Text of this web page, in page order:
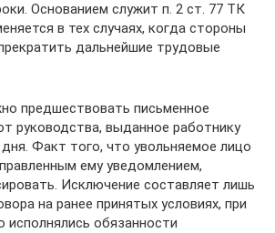
Основанием служит п. 2 ст. 77 ТК
в тех случаях, когда стороны
дальнейшие трудовые
предшествовать письменное
руководства, выданное работнику
Факт того, что увольняемое лицо
ему уведомлением,
Исключение составляет лишь
на ранее принятых условиях, при
исполнялись обязанности